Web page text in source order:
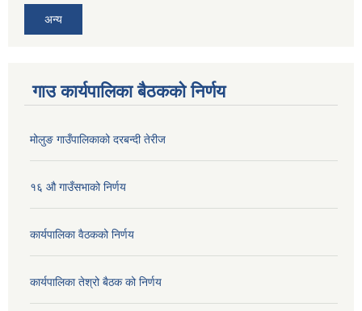
अन्य
गाउ कार्यपालिका बैठकको निर्णय
मोलुङ गाउँपालिकाको दरबन्दी तेरीज
१६ औ गाउँसभाको निर्णय
कार्यपालिका वैठकको निर्णय
कार्यपालिका तेश्रो बैठक को निर्णय